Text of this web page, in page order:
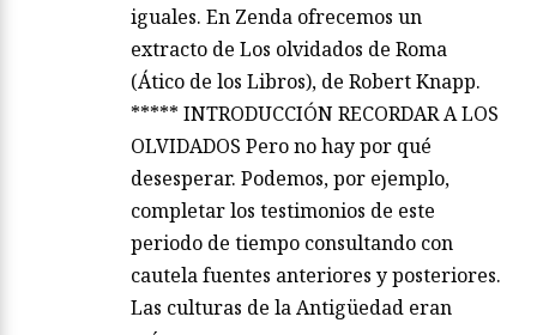
iguales. En Zenda ofrecemos un
extracto de Los olvidados de Roma
(Ático de los Libros), de Robert Knapp.
***** INTRODUCCIÓN RECORDAR A LOS
OLVIDADOS Pero no hay por qué
desesperar. Podemos, por ejemplo,
completar los testimonios de este
periodo de tiempo consultando con
cautela fuentes anteriores y posteriores.
Las culturas de la Antigüedad eran